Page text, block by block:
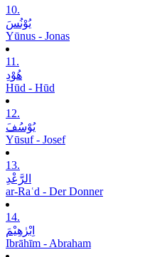
10.
یُوْنُسَ
Yūnus - Jonas
11.
ھُوْدِ
Hūd - Hūd
12.
یُوْسُفَ
Yūsuf - Josef
13.
الرَّعْدِ
ar-Raʿd - Der Donner
14.
اِبْرٰھِیْمَ
Ibrāhīm - Abraham